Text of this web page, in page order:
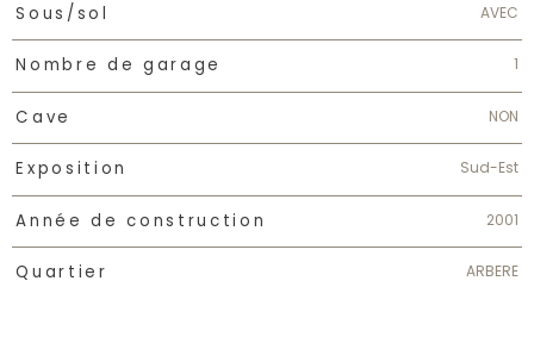
Sous/sol AVEC
Nombre de garage 1
Cave NON
Exposition Sud-Est
Année de construction 2001
Quartier ARBERE